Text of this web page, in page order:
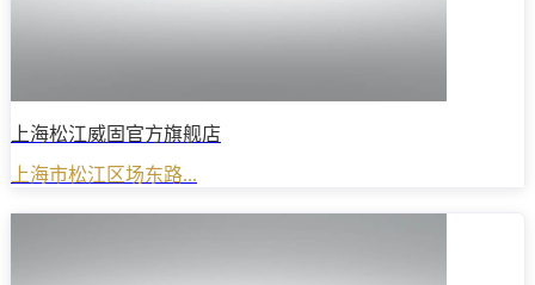
上海松江威固官方旗舰店
上海市松江区场东路...